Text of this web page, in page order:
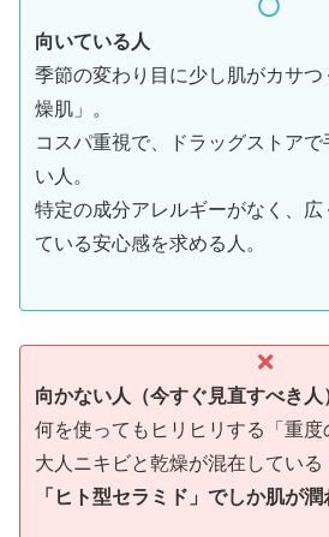
向いている人
季節の変わり目に少し肌がカサ
燥肌」。
コスパ重視で、ドラッグストア
い人。
特定の成分アレルギーがなく、
ている安心感を求める人。
向かない人（今すぐ見直すべき人
何を使ってもヒリヒリする「重度
大人ニキビと乾燥が混在している
「ヒト型セラミド」でしか肌が潤